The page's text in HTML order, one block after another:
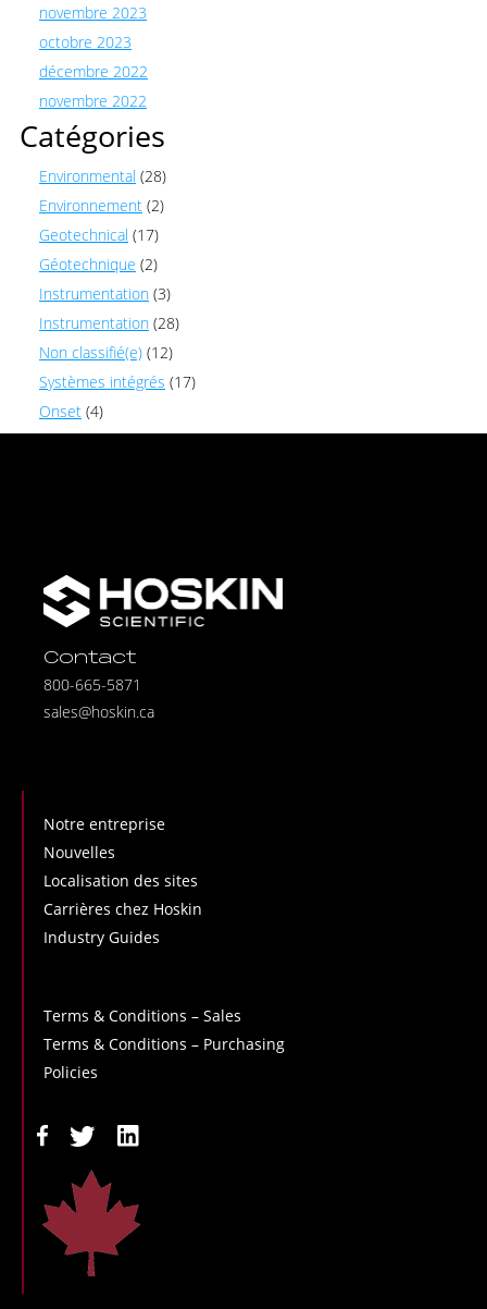
novembre 2023
octobre 2023
décembre 2022
novembre 2022
Catégories
Environmental (28)
Environnement (2)
Geotechnical (17)
Géotechnique (2)
Instrumentation (3)
Instrumentation (28)
Non classifié(e) (12)
Systèmes intégrés (17)
Onset (4)
Contact
800-665-5871
sales@hoskin.ca
Notre entreprise
Nouvelles
Localisation des sites
Carrières chez Hoskin
Industry Guides
Terms & Conditions – Sales
Terms & Conditions – Purchasing
Policies